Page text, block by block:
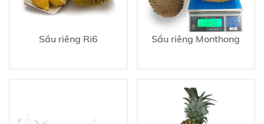
Sầu riêng Ri6 Sầu riêng Monthong